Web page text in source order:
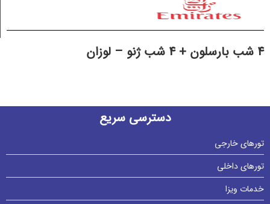
4 شب بارسلون + 4 شب ژنو – لوزان
دسترسی سریع
تورهای خارجی
تورهای داخلی
خدمات ویزا